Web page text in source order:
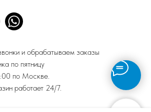
и обрабатываем заказы
по пятницу
по Москве.
работает 24/7.